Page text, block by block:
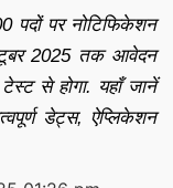
पदों पर नोटिफिकेशन
2025 तक आवेदन
से होगा. यहाँ जानें
डेट्स, ऐप्लिकेशन